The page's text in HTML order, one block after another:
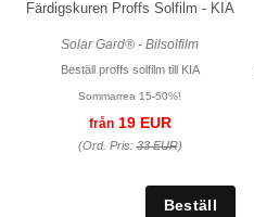
Färdigskuren Proffs Solfilm - KIA
Solar Gard® - Bilsolfilm
Beställ proffs solfilm till KIA
Sommarrea 15-50%!
från19 EUR
(Ord. Pris:33 EUR)